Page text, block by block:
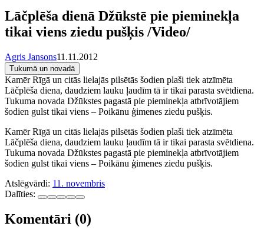
Lāčplēša dienā Džūkstē pie pieminekļa
tikai viens ziedu pušķis /Video/
Agris Jansons11.11.2012
Tukumā un novadā
Kamēr Rīgā un citās lielajās pilsētās šodien plaši tiek atzīmēta
Lāčplēša diena, daudziem lauku ļaudīm tā ir tikai parasta svētdiena.
Tukuma novada Džūkstes pagastā pie pieminekļa atbrīvotājiem
šodien gulst tikai viens – Poikānu ģimenes ziedu pušķis.
Kamēr Rīgā un citās lielajās pilsētās šodien plaši tiek atzīmēta
Lāčplēša diena, daudziem lauku ļaudīm tā ir tikai parasta svētdiena.
Tukuma novada Džūkstes pagastā pie pieminekļa atbrīvotājiem
šodien gulst tikai viens – Poikānu ģimenes ziedu pušķis.
Atslēgvārdi: 11. novembris
Dalīties:
Komentāri (0)